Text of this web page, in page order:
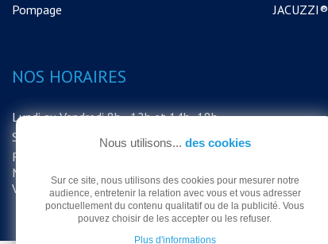
Pompage
JACUZZI®
NOS HORAIRES
Lundi au Vendredi 8h - 12h et 14h -18h
Samedi 8h - 12h
FERMETURE EXCEPTIONNELLE DU
MAGASIN LE SAMEDI 15 AOUT MERCI DE
VOTRE COMPRÉHENSION
Nous utilisons... des cookies
Sur ce site, nous utilisons des cookies pour mesurer notre
audience, entretenir la relation avec vous et vous adresser
ponctuellement du contenu qualitatif ou de la publicité. Vous
pouvez choisir de les accepter ou les refuser.
Plus d'informations